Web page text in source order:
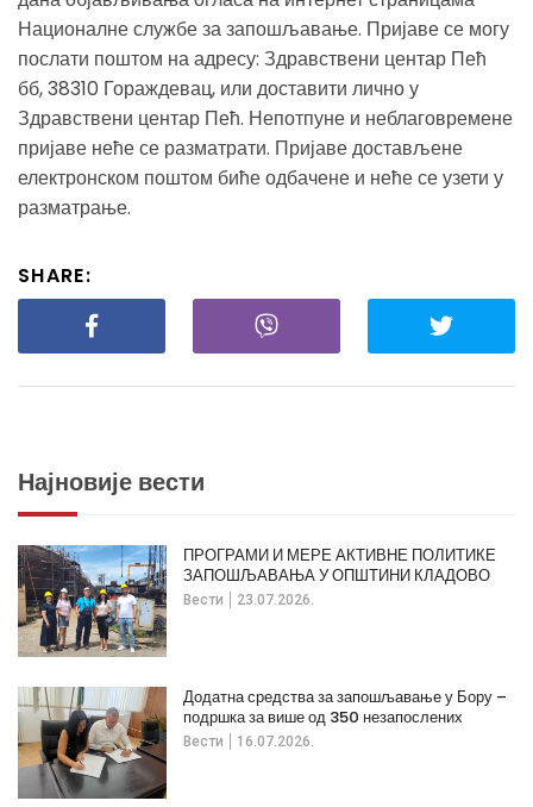
Националне службе за запошљавање. Пријаве се могу
послати поштом на адресу: Здравствени центар Пећ
бб, 38310 Гораждевац, или доставити лично у
Здравствени центар Пећ. Непотпуне и неблаговремене
пријаве неће се разматрати. Пријаве достављене
електронском поштом биће одбачене и неће се узети у
разматрање.
SHARE:
Најновије вести
Вести 23.07.2026.
ПРОГРАМИ И МЕРЕ АКТИВНЕ ПОЛИТИКЕ
ЗАПОШЉАВАЊА У ОПШТИНИ КЛАДОВО
Вести 16.07.2026.
Додатна средства за запошљавање у Бору –
подршка за више од 350 незапослених